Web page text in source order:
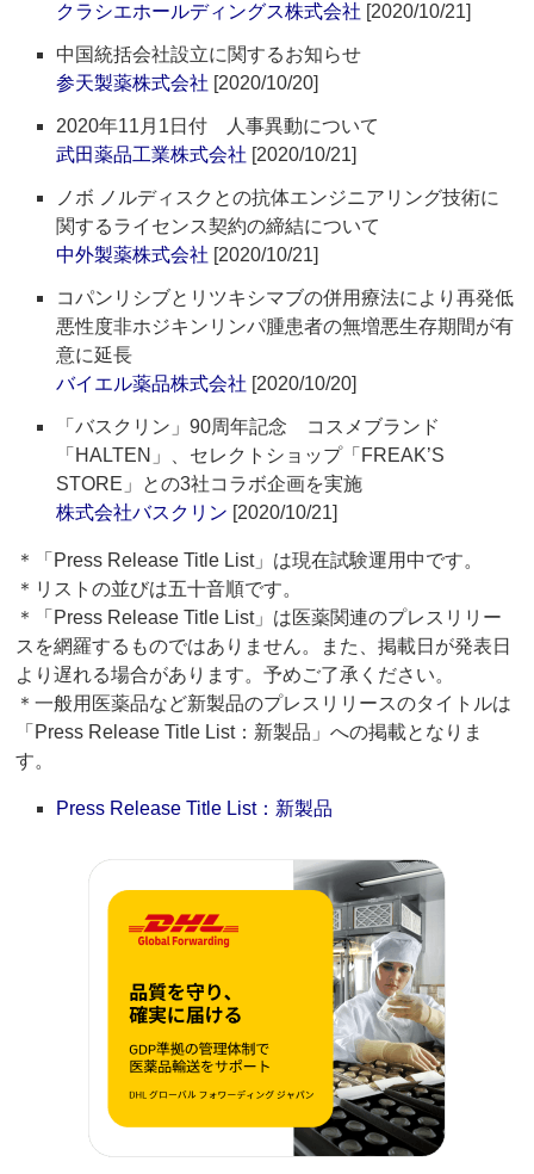
クラシエホールディングス株式会社 [2020/10/21]
中国統括会社設立に関するお知らせ
参天製薬株式会社 [2020/10/20]
2020年11月1日付 人事異動について
武田薬品工業株式会社 [2020/10/21]
ノボ ノルディスクとの抗体エンジニアリング技術に
関するライセンス契約の締結について
中外製薬株式会社 [2020/10/21]
コパンリシブとリツキシマブの併用療法により再発低
悪性度非ホジキンリンパ腫患者の無増悪生存期間が有
意に延長
バイエル薬品株式会社 [2020/10/20]
「バスクリン」90周年記念 コスメブランド
「HALTEN」、セレクトショップ「FREAK’S
STORE」との3社コラボ企画を実施
株式会社バスクリン [2020/10/21]
＊「Press Release Title List」は現在試験運用中です。
＊リストの並びは五十音順です。
＊「Press Release Title List」は医薬関連のプレスリリー
スを網羅するものではありません。また、掲載日が発表日
より遅れる場合があります。予めご了承ください。
＊一般用医薬品など新製品のプレスリリースのタイトルは
「Press Release Title List：新製品」への掲載となりま
す。
Press Release Title List：新製品